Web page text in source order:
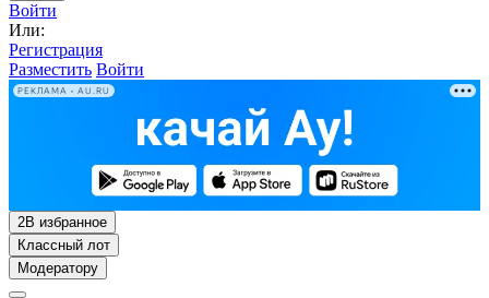
Войти
Или:
Регистрация
Разместить Войти
РЕКЛАМА • AU.RU
2В избранное
Классный лот
Модератору